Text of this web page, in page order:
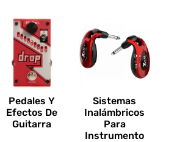
Pedales Y
Efectos De
Guitarra
Sistemas
Inalámbricos
Para
Instrumento